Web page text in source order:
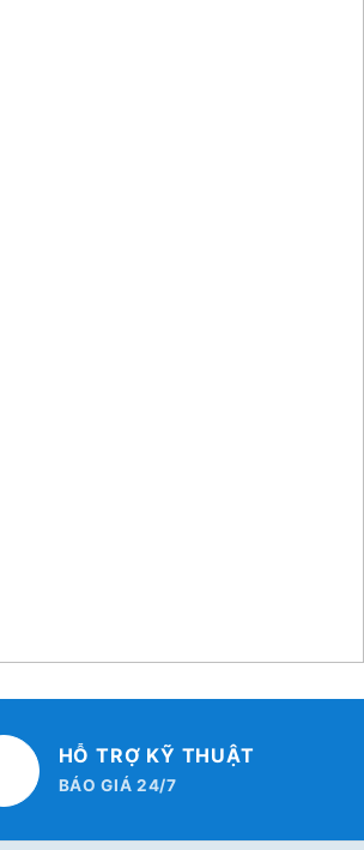
HỖ TRỢ KỸ THUẬT
BÁO GIÁ 24/7